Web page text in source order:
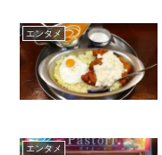
エンタメ
エンタメ